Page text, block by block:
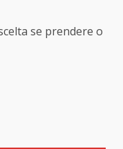
se prendere o